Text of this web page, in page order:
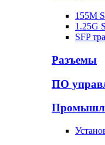
155M
1.25G
SFP
Разъемы
ПО